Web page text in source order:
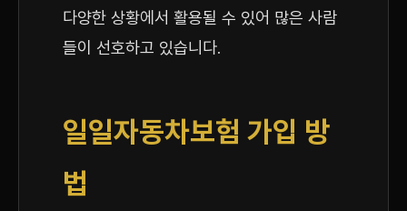
다양한 상황에서 활용될 수 있어 많은 사람
들이 선호하고 있습니다.
일일자동차보험 가입 방
법